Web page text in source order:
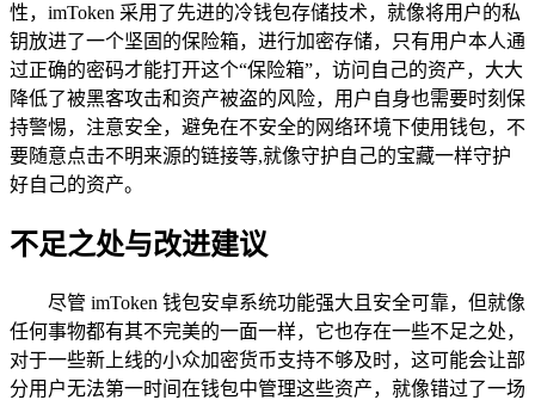
性，imToken 采用了先进的冷钱包存储技术，就像将用户的私
钥放进了一个坚固的保险箱，进行加密存储，只有用户本人通
过正确的密码才能打开这个“保险箱”，访问自己的资产，大大
降低了被黑客攻击和资产被盗的风险，用户自身也需要时刻保
持警惕，注意安全，避免在不安全的网络环境下使用钱包，不
要随意点击不明来源的链接等,就像守护自己的宝藏一样守护
好自己的资产。
不足之处与改进建议
尽管 imToken 钱包安卓系统功能强大且安全可靠，但就像
任何事物都有其不完美的一面一样，它也存在一些不足之处，
对于一些新上线的小众加密货币支持不够及时，这可能会让部
分用户无法第一时间在钱包中管理这些资产，就像错过了一场